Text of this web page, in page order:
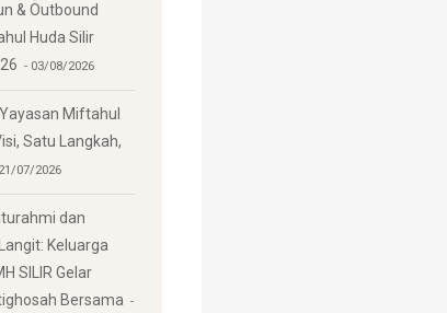
& Outbound
Huda Silir
03/08/2026
Miftahul
Satu Langkah,
21/07/2026
dan
Keluarga
SILIR Gelar
Bersama